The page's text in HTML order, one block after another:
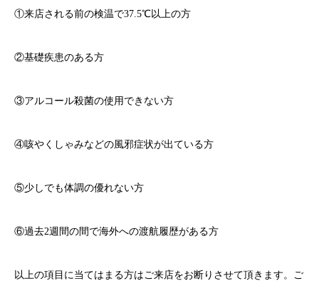
①来店される前の検温で37.5℃以上の方
②基礎疾患のある方
③アルコール殺菌の使用できない方
④咳やくしゃみなどの風邪症状が出ている方
⑤少しでも体調の優れない方
⑥過去2週間の間で海外への渡航履歴がある方
以上の項目に当てはまる方はご来店をお断りさせて頂きます。ご